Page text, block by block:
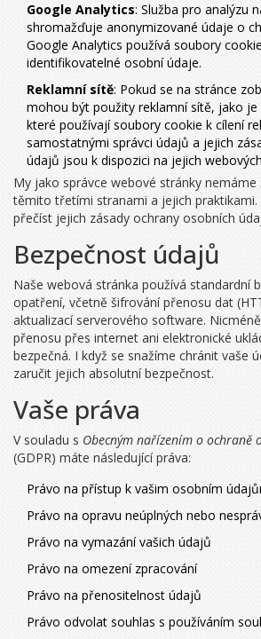
Google Analytics: Služba pro analýzu
shromažďuje anonymizované údaje o
Google Analytics používá soubory
identifikovatelné osobní údaje.
Reklamní sítě: Pokud se na stránce
mohou být použity reklamní sítě, jako je
které používají soubory cookie k cílení
samostatnými správci údajů a jejich
údajů jsou k dispozici na jejich
My jako správce webové stránky
těmito třetími stranami a jejich
přečíst jejich zásady ochrany osobních
Bezpečnost údajů
Naše webová stránka používá standardní
opatření, včetně šifrování přenosu dat
aktualizací serverového software.
přenosu přes internet ani elektronické
bezpečná. I když se snažíme chránit vaše
zaručit jejich absolutní bezpečnost.
Vaše práva
V souladu s Obecným nařízením o ochraně
(GDPR) máte následující práva:
Právo na přístup k vašim osobním
Právo na opravu neúplných nebo
Právo na vymazání vašich údajů
Právo na omezení zpracování
Právo na přenositelnost údajů
Právo odvolat souhlas s používáním